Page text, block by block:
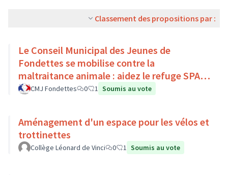
Classement des propositions par :
Le Conseil Municipal des Jeunes de
Fondettes se mobilise contre la
maltraitance animale : aidez le refuge SPA
de Luynes !
CMJ Fondettes 0 1 Soumis au vote
Aménagement d'un espace pour les vélos et
trottinettes
Collège Léonard de Vinci 0 1 Soumis au vote